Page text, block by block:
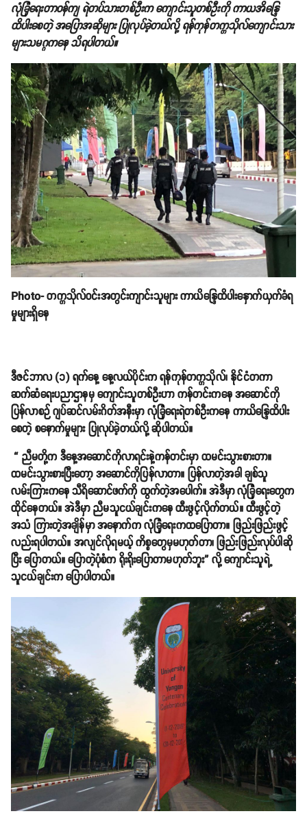
လုံခြုံရေးတာဝန်ကျ ရဲတပ်သားတစ်ဦးက ကျောင်းသူတစ်ဦးကို ကာယအိန္ဒြေ
ထိပါးစေတဲ့ အပြောအဆိုများ ပြုလုပ်ခဲ့တယ်လို့ ရန်ကုန်တက္ကသိုလ်ကျောင်းသား
များသမဂ္ဂကနေ သိရပါတယ်။
Photo- တက္ကသိုလ်ဝင်းအတွင်းကျာင်းသူများ ကာယိန္ဒြေထိပါးနှောက်ယှက်ခံရ
မှုများရှိနေ
ဒီဇင်ဘာလ (၁) ရက်နေ့ နေ့လယ်ပိုင်းက ရန်ကုန်တက္ကသိုလ်၊ နိုင်ငံတကာ
ဆက်ဆံရေးပညာဌာနမှ ကျောင်းသူတစ်ဦးဟာ ကန်တင်းကနေ အဆောင်ကို
ပြန်လာစဉ် ဂျပ်ဆင်လမ်းဂိတ်အနီးမှာ လုံခြုံရေးရဲတစ်ဦးကနေ ကာယိန္ဒြေထိပါး
စေတဲ့ စနောက်မှုများ ပြုလုပ်ခဲ့တယ်လို့ ဆိုပါတယ်။
“ ညီမတို့က ဒီနေ့အဆောင်ကိုလာရင်းနဲ့ကန်တင်းမှာ ထမင်းသွားစားတာ။
ထမင်းသွားစားပြီးတော့ အဆောင်ကိုပြန်လာတာ။ ပြန်လာတဲ့အခါ ချစ်သူ
လမ်းကြားကနေ သီရိဆောင်ဖက်ကို ထွက်တဲ့အပေါက်။ အဲဒီမှာ လုံခြုံရေးတွေက
ထိုင်နေတယ်။ အဲဒီမှာ ညီမသူငယ်ချင်းကနေ ထီးဖွင့်လိုက်တယ်။ ထီးဖွင့်တဲ့
အသံ ကြားတဲ့အချိန်မှာ အနောက်က လုံခြုံရေးကထပြောတာ။ ဖြည်းဖြည်းဖွင့်
လည်းရပါတယ်။ အလျင်လိုရမယ့် ကိစ္စတွေမှမဟုတ်တာ၊ ဖြည်းဖြည်းလုပ်ပါဆို
ပြီး ပြောတယ်။ ပြောတဲ့ပုံစံက ရိုးရိုးပြောတာမဟုတ်ဘူး” လို့ ကျောင်းသူရဲ့
သူငယ်ချင်းက ပြောပါတယ်။